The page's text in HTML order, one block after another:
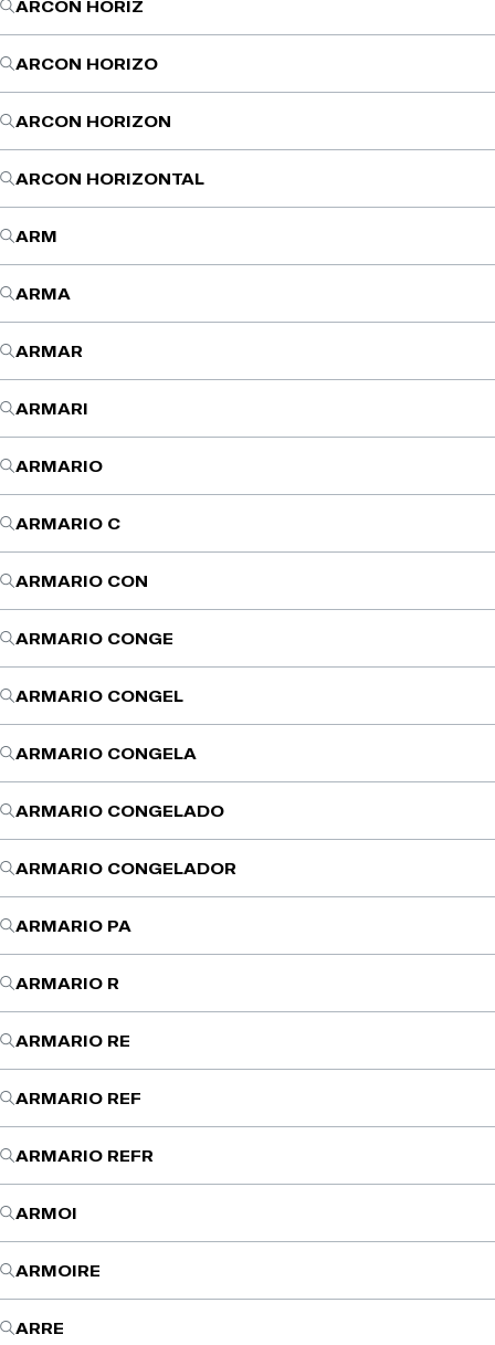
ARCON HORIZ
ARCON HORIZO
ARCON HORIZON
ARCON HORIZONTAL
ARM
ARMA
ARMAR
ARMARI
ARMARIO
ARMARIO C
ARMARIO CON
ARMARIO CONGE
ARMARIO CONGEL
ARMARIO CONGELA
ARMARIO CONGELADO
ARMARIO CONGELADOR
ARMARIO PA
ARMARIO R
ARMARIO RE
ARMARIO REF
ARMARIO REFR
ARMOI
ARMOIRE
ARRE